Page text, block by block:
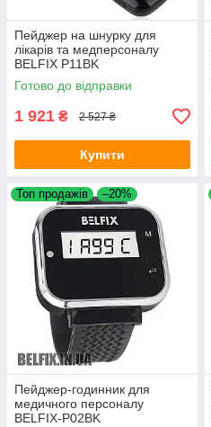
Пейджер на шнурку для
лікарів та медперсоналу
BELFIX P11BK
Готово до відправки
1 921 ₴ 2 527 ₴
Купити
Топ продажів –20%
Пейджер-годинник для
медичного персоналу
BELFIX-P02BK